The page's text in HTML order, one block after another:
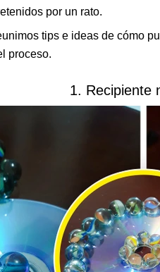
por un rato.
tips e ideas de cómo
proceso.
1. Recipiente